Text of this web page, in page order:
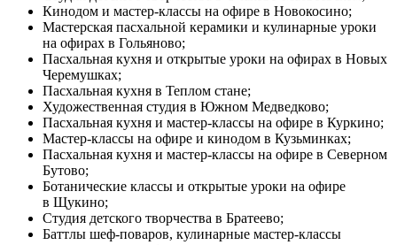
Кинодом и мастер-классы на офире в Новокосино;
Мастерская пасхальной керамики и кулинарные уроки
на офирах в Гольяново;
Пасхальная кухня и открытые уроки на офирах в Новых
Черемушках;
Пасхальная кухня в Теплом стане;
Художественная студия в Южном Медведково;
Пасхальная кухня и мастер-классы на офире в Куркино;
Мастер-классы на офире и кинодом в Кузьминках;
Пасхальная кухня и мастер-классы на офире в Северном
Бутово;
Ботанические классы и открытые уроки на офире
в Щукино;
Студия детского творчества в Братеево;
Баттлы шеф-поваров, кулинарные мастер-классы